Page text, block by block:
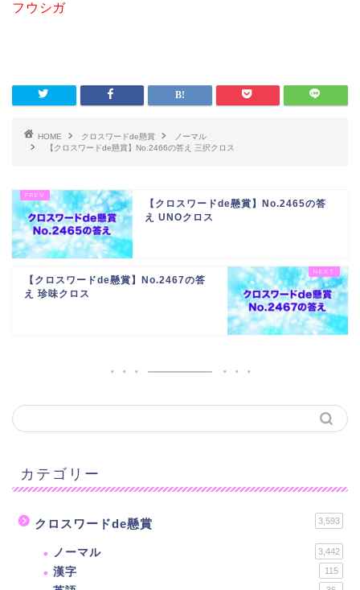
フウシガ
HOME クロスワードde懸賞
ノーマル
【クロスワードde懸賞】No.2466の答え 三択クロス
【クロスワードde懸賞】No.2465の答
え UNOクロス
【クロスワードde懸賞】No.2467の答
え 珍味クロス
カテゴリー
クロスワードde懸賞 3,593
ノーマル 3,442
漢字 115